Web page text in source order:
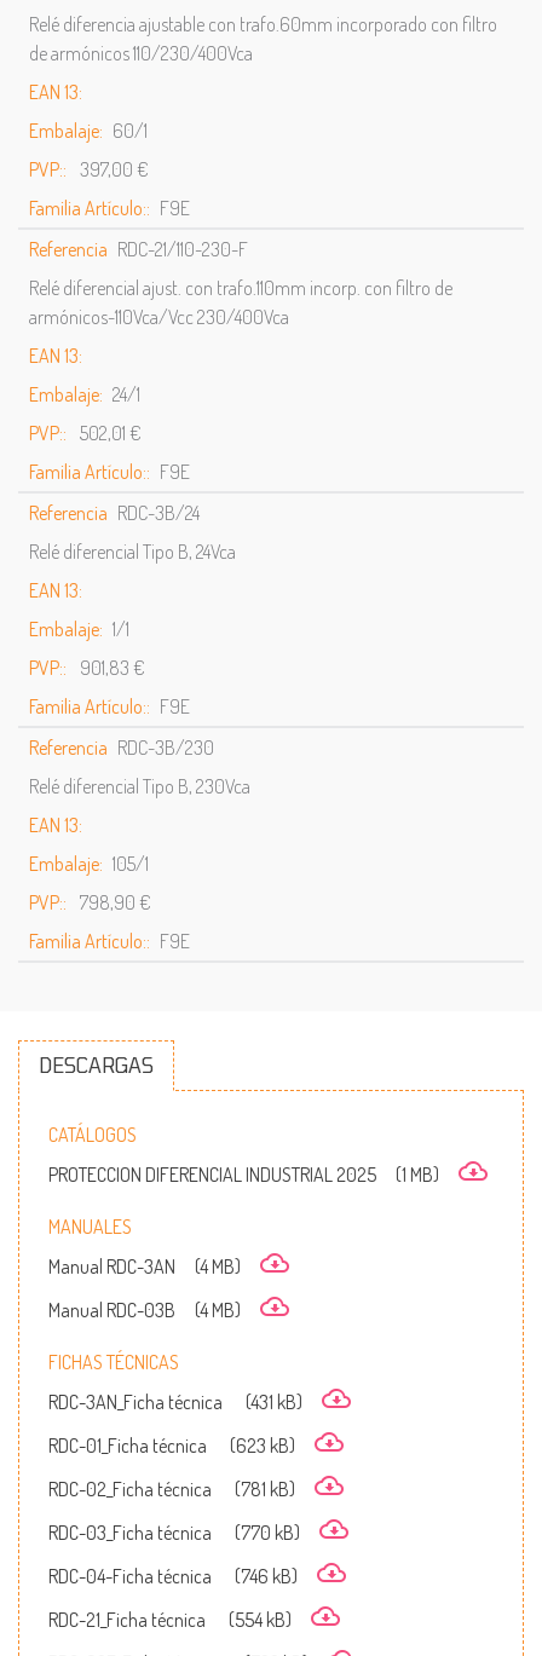
Relé diferencia ajustable con trafo.60mm incorporado con filtro
de armónicos 110/230/400Vca
EAN 13:
Embalaje: 60/1
PVP:: 397,00 €
Familia Artículo:: F9E
Referencia RDC-21/110-230-F
Relé diferencial ajust. con trafo.110mm incorp. con filtro de
armónicos-110Vca/Vcc 230/400Vca
EAN 13:
Embalaje: 24/1
PVP:: 502,01 €
Familia Artículo:: F9E
Referencia RDC-3B/24
Relé diferencial Tipo B, 24Vca
EAN 13:
Embalaje: 1/1
PVP::
901,83 €
Familia Artículo:: F9E
Referencia RDC-3B/230
Relé diferencial Tipo B, 230Vca
EAN 13:
Embalaje: 105/1
PVP:: 798,90 €
Familia Artículo:: F9E
DESCARGAS
CATÁLOGOS
PROTECCION DIFERENCIAL INDUSTRIAL 2025
(1 MB)
MANUALES
Manual RDC-3AN
(4 MB)
Manual RDC-03B
(4 MB)
FICHAS TÉCNICAS
RDC-3AN_Ficha técnica
(431 kB)
RDC-01_Ficha técnica
(623 kB)
RDC-02_Ficha técnica
(781 kB)
RDC-03_Ficha técnica
(770 kB)
RDC-04-Ficha técnica
(746 kB)
RDC-21_Ficha técnica
(554 kB)